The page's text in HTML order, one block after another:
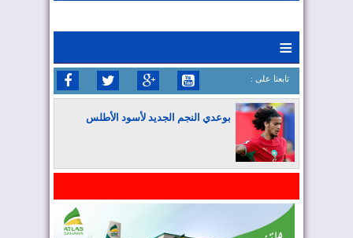
≡
: تابعنا على
بوعدي النجم الجديد لأسود الأطلس